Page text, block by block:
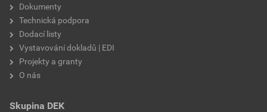
Dokumenty
Technická podpora
Dodací listy
Vystavování dokladů | EDI
Projekty a granty
O nás
Skupina DEK